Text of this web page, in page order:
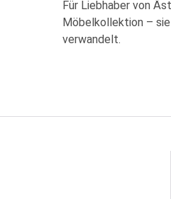
Für Liebhaber von
Möbelkollektion – sie
verwandelt.